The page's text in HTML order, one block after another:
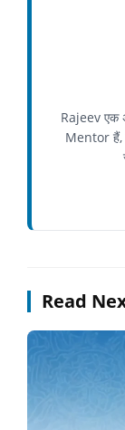
Rajeev
Mentor
Read